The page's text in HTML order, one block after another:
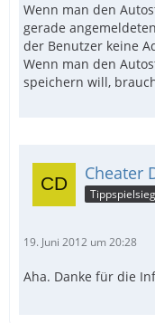
Wenn man den
gerade
der Benutzer keine
Wenn man den
speichern will,
Cheater
19. Juni 2012 um 20:28
Aha. Danke für die